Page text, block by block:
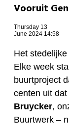
Vooruit
Thursday 13
June 2024 14:58
Het stedelijke
Elke week
buurtproject
centen uit
Bruycker,
Buurtwerk –